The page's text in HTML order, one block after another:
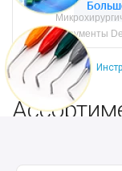
инструменты
Популярные